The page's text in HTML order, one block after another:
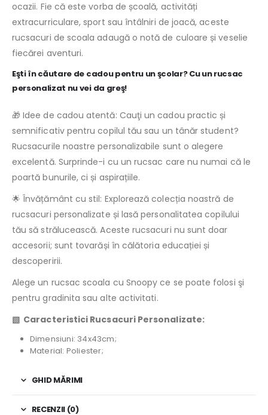
ocazii. Fie că este vorba de școală, activități
extracurriculare, sport sau întâlniri de joacă, aceste
rucsacuri de scoala adaugă o notă de culoare și veselie
fiecărei aventuri.
Eşti în căutare de cadou pentru un şcolar? Cu un rucsac
personalizat nu vei da greş!
🎁 Idee de cadou atentă: Cauţi un cadou practic și
semnificativ pentru copilul tău sau un tânăr student?
Rucsacurile noastre personalizabile sunt o alegere
excelentă. Surprinde-i cu un rucsac care nu numai că le
poartă bunurile, ci și aspirațiile.
🌟 Învățământ cu stil: Explorează colecția noastră de
rucsacuri personalizate și lasă personalitatea copilului
tău să strălucească. Aceste rucsacuri nu sunt doar
accesorii; sunt tovarăși în călătoria educației și
descoperirii.
Alege un rucsac scoala cu Snoopy ce se poate folosi şi
pentru gradinita sau alte activitati.
▧ Caracteristici Rucsacuri Personalizate:
Dimensiuni: 34x43cm;
Material: Poliester;
GHID MĂRIMI
RECENZII (0)